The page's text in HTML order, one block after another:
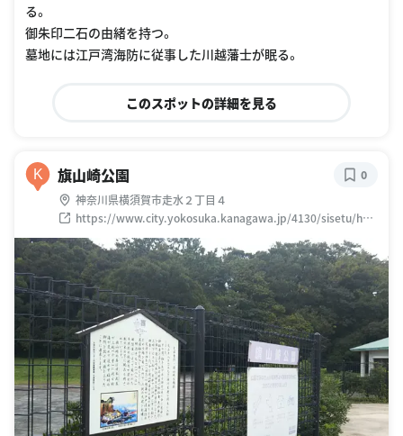
る。
御朱印二石の由緒を持つ。
墓地には江戸湾海防に従事した川越藩士が眠る。
このスポットの詳細を見る
K 旗山崎公園
神奈川県横須賀市走水２丁目４
https://www.city.yokosuka.kanagawa.jp/4130/sisetu/hasi
rimizuteihoudai.html
0